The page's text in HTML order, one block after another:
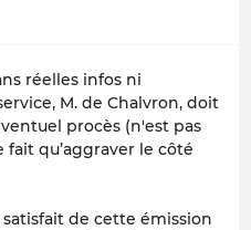
réelles infos ni
M. de Chalvron, doit
procès (n'est pas
qu’aggraver le côté
de cette émission